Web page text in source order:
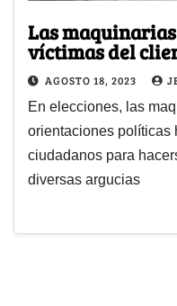
Las
víctimas del
AGOSTO 18, 2023
En elecciones, las
orientaciones políticas
ciudadanos para
diversas argucias